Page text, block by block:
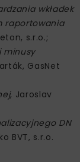
wkładek
raportowania
s.r.o.;
minusy
GasNet
, Jaroslav
DN
BVT, s.r.o.